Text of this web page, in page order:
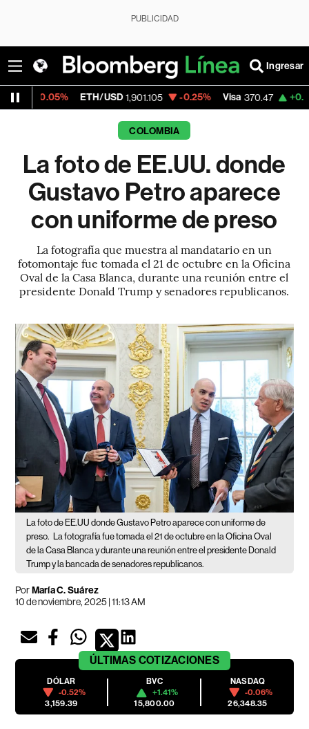
PUBLICIDAD
Ingresar
ETH/USD 1,901.105 -0.25% Visa 370.47 +0.52%
COLOMBIA
La foto de EE.UU. donde
Gustavo Petro aparece
con uniforme de preso
La fotografía que muestra al mandatario en un
fotomontaje fue tomada el 21 de octubre en la Oficina
Oval de la Casa Blanca, durante una reunión entre el
presidente Donald Trump y senadores republicanos.
La foto de EE.UU donde Gustavo Petro aparece con uniforme de
preso. La fotografía fue tomada el 21 de octubre en la Oficina Oval
de la Casa Blanca y durante una reunión entre el presidente Donald
Trump y la bancada de senadores republicanos.
PorMaría C. Suárez
10 de noviembre, 2025 | 11:13 AM
ÚLTIMAS COTIZACIONES
DÓLAR
-0.52%
3,159.39
BVC
+1.41%
15,800.00
NASDAQ
-0.06%
26,348.35